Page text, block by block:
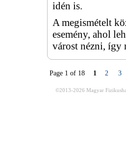
idén is.
A megismételt
esemény, ahol
várost nézni, így
Page 1 of 18 1 2 3
©2013-2026 Magyar